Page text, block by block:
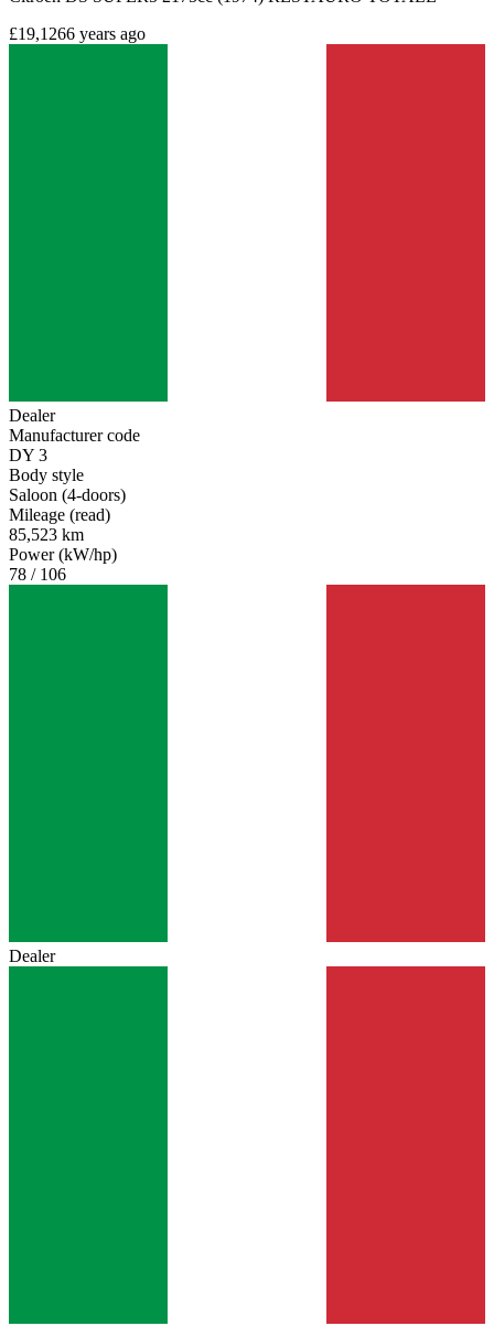
£19,1266 years ago
Dealer
Manufacturer code
DY 3
Body style
Saloon (4-doors)
Mileage (read)
85,523 km
Power (kW/hp)
78 / 106
Dealer